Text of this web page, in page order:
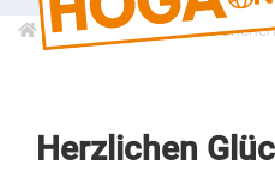
Informationen
Herzlichen